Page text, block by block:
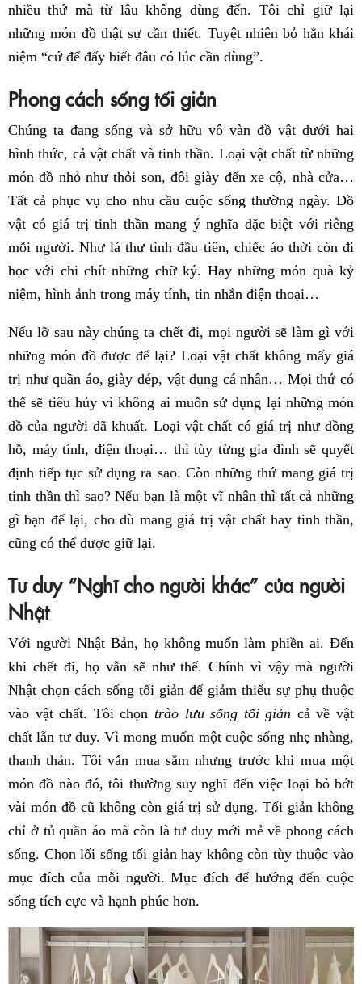
nhiều thứ mà từ lâu không dùng đến. Tôi chỉ giữ lại
những món đồ thật sự cần thiết. Tuyệt nhiên bỏ hẳn khái
niệm “cứ để đấy biết đâu có lúc cần dùng”.
Phong cách sống tối giản
Chúng ta đang sống và sở hữu vô vàn đồ vật dưới hai
hình thức, cả vật chất và tinh thần. Loại vật chất từ những
món đồ nhỏ như thỏi son, đôi giày đến xe cộ, nhà cửa…
Tất cả phục vụ cho nhu cầu cuộc sống thường ngày. Đồ
vật có giá trị tinh thần mang ý nghĩa đặc biệt với riêng
mỗi người. Như lá thư tình đầu tiên, chiếc áo thời còn đi
học với chi chít những chữ ký. Hay những món quà kỷ
niệm, hình ảnh trong máy tính, tin nhắn điện thoại…
Nếu lỡ sau này chúng ta chết đi, mọi người sẽ làm gì với
những món đồ được để lại? Loại vật chất không mấy giá
trị như quần áo, giày dép, vật dụng cá nhân… Mọi thứ có
thể sẽ tiêu hủy vì không ai muốn sử dụng lại những món
đồ của người đã khuất. Loại vật chất có giá trị như đồng
hồ, máy tính, điện thoại… thì tùy từng gia đình sẽ quyết
định tiếp tục sử dụng ra sao. Còn những thứ mang giá trị
tinh thần thì sao? Nếu bạn là một vĩ nhân thì tất cả những
gì bạn để lại, cho dù mang giá trị vật chất hay tinh thần,
cũng có thể được giữ lại.
Tư duy “Nghĩ cho người khác” của người
Nhật
Với người Nhật Bản, họ không muốn làm phiền ai. Đến
khi chết đi, họ vẫn sẽ như thế. Chính vì vậy mà người
Nhật chọn cách sống tối giản để giảm thiểu sự phụ thuộc
vào vật chất. Tôi chọn trào lưu sống tối giản cả về vật
chất lẫn tư duy. Vì mong muốn một cuộc sống nhẹ nhàng,
thanh thản. Tôi vẫn mua sắm nhưng trước khi mua một
món đồ nào đó, tôi thường suy nghĩ đến việc loại bỏ bớt
vài món đồ cũ không còn giá trị sử dụng. Tối giản không
chỉ ở tủ quần áo mà còn là tư duy mới mẻ về phong cách
sống. Chọn lối sống tối giản hay không còn tùy thuộc vào
mục đích của mỗi người. Mục đích để hướng đến cuộc
sống tích cực và hạnh phúc hơn.